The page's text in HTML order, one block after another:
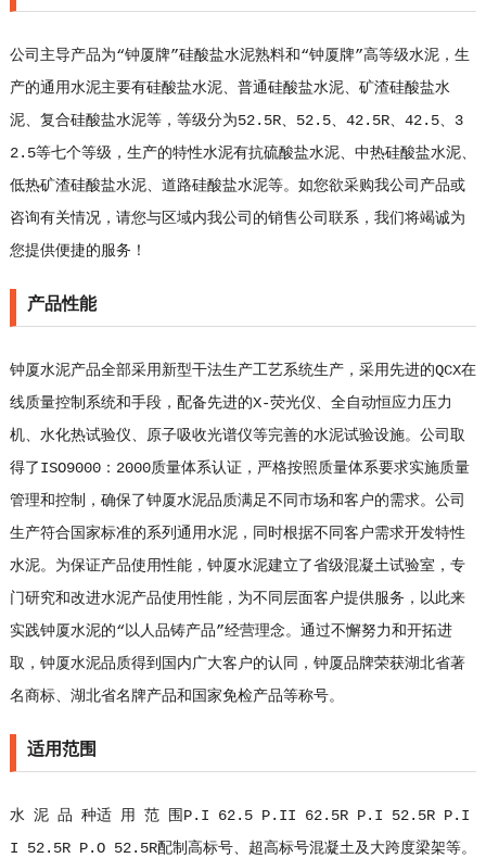
公司主导产品为“钟厦牌”硅酸盐水泥熟料和“钟厦牌”高等级水泥，生
产的通用水泥主要有硅酸盐水泥、普通硅酸盐水泥、矿渣硅酸盐水
泥、复合硅酸盐水泥等，等级分为52.5R、52.5、42.5R、42.5、3
2.5等七个等级，生产的特性水泥有抗硫酸盐水泥、中热硅酸盐水泥、
低热矿渣硅酸盐水泥、道路硅酸盐水泥等。如您欲采购我公司产品或
咨询有关情况，请您与区域内我公司的销售公司联系，我们将竭诚为
您提供便捷的服务！
产品性能
钟厦水泥产品全部采用新型干法生产工艺系统生产，采用先进的QCX在
线质量控制系统和手段，配备先进的X-荧光仪、全自动恒应力压力
机、水化热试验仪、原子吸收光谱仪等完善的水泥试验设施。公司取
得了ISO9000：2000质量体系认证，严格按照质量体系要求实施质量
管理和控制，确保了钟厦水泥品质满足不同市场和客户的需求。公司
生产符合国家标准的系列通用水泥，同时根据不同客户需求开发特性
水泥。为保证产品使用性能，钟厦水泥建立了省级混凝土试验室，专
门研究和改进水泥产品使用性能，为不同层面客户提供服务，以此来
实践钟厦水泥的“以人品铸产品”经营理念。通过不懈努力和开拓进
取，钟厦水泥品质得到国内广大客户的认同，钟厦品牌荣获湖北省著
名商标、湖北省名牌产品和国家免检产品等称号。
适用范围
水 泥 品 种适 用 范 围P.I 62.5 P.II 62.5R P.I 52.5R P.I
I 52.5R P.O 52.5R配制高标号、超高标号混凝土及大跨度梁架等。